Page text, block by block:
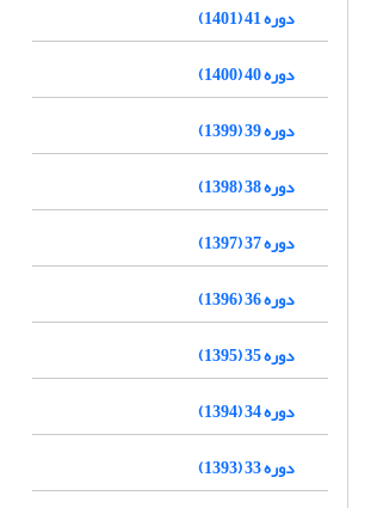
دوره 41 (1401)
دوره 40 (1400)
دوره 39 (1399)
دوره 38 (1398)
دوره 37 (1397)
دوره 36 (1396)
دوره 35 (1395)
دوره 34 (1394)
دوره 33 (1393)